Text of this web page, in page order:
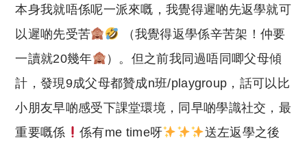
y
Li
n
k
s
A
p
p
本身我就唔係呢一派來嘅，我覺得遲啲先返學就可
以遲啲先受苦
（我覺得返學係辛苦架！仲要
一讀就20幾年
）。但之前我同過唔同唧父母傾
計，發現9成父母都贊成n班/playgroup，話可以比
小朋友早啲感受下課堂環境，同早啲學識社交，最
重要嘅係
係有me time呀
送左返學之後